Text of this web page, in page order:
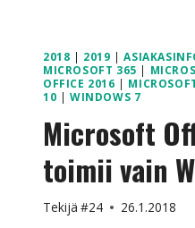
2018 | 2019 |
MICROSOFT 365 |
OFFICE 2016 |
10 | WINDOWS 7
Microsoft
toimii vain
Tekijä #24 26.1.2018